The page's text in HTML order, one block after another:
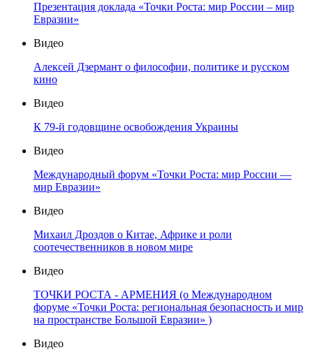
Презентация доклада «Точки Роста: мир России – мир
Евразии»
Видео
Алексей Дзермант о философии, политике и русском
кино
Видео
К 79-й годовщине освобождения Украины
Видео
Международный форум «Точки Роста: мир России —
мир Евразии»
Видео
Михаил Дроздов о Китае, Африке и роли
соотечественников в новом мире
Видео
ТОЧКИ РОСТА - АРМЕНИЯ (о Международном
форуме «Точки Роста: региональная безопасность и мир
на пространстве Большой Евразии» )
Видео